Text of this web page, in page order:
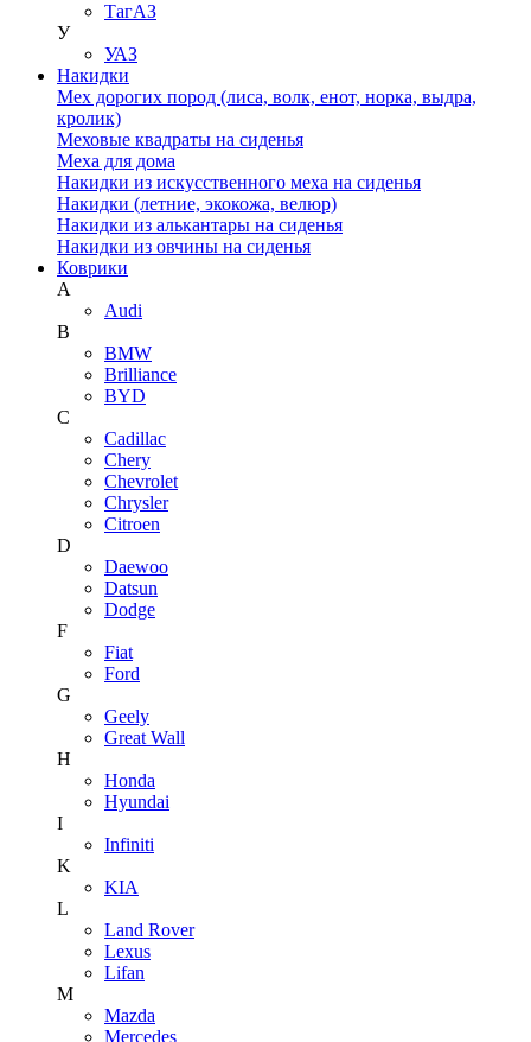
ТагАЗ
У
УАЗ
Накидки
Мех дорогих пород (лиса, волк, енот, норка, выдра,
кролик)
Меховые квадраты на сиденья
Меха для дома
Накидки из искусственного меха на сиденья
Накидки (летние, экокожа, велюр)
Накидки из алькантары на сиденья
Накидки из овчины на сиденья
Коврики
A
Audi
B
BMW
Brilliance
BYD
C
Cadillac
Chery
Chevrolet
Chrysler
Citroen
D
Daewoo
Datsun
Dodge
F
Fiat
Ford
G
Geely
Great Wall
H
Honda
Hyundai
I
Infiniti
K
KIA
L
Land Rover
Lexus
Lifan
M
Mazda
Mercedes